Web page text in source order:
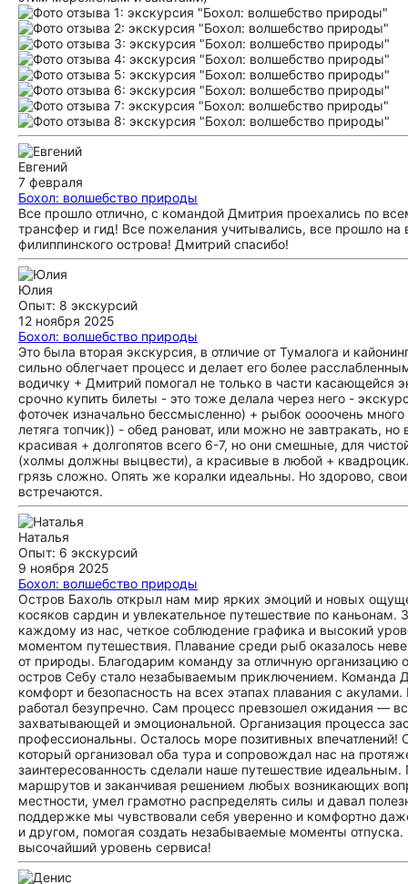
Евгений
7 февраля
Бохол: волшебство природы
Все прошло отлично, с командой Дмитрия проехались по
трансфер и гид! Все пожелания учитывались, все прошло
филиппинского острова! Дмитрий спасибо!
Юлия
Опыт: 8 экскурсий
12 ноября 2025
Бохол: волшебство природы
Это была вторая экскурсия, в отличие от Тумалога и
сильно облегчает процесс и делает его более
водичку + Дмитрий помогал не только в части касающейся
срочно купить билеты - это тоже делала через него -
фоточек изначально бессмысленно) + рыбок оооочень
летяга топчик)) - обед рановат, или можно не завтракать,
красивая + долгопятов всего 6-7, но они смешные, для
(холмы должны выцвести), а красивые в любой +
грязь сложно. Опять же коралки идеальны. Но здорово,
встречаются.
Наталья
Опыт: 6 экскурсий
9 ноября 2025
Бохол: волшебство природы
Остров Бахоль открыл нам мир ярких эмоций и новых
косяков сардин и увлекательное путешествие по
каждому из нас, четкое соблюдение графика и высокий
моментом путешествия. Плавание среди рыб оказалось
от природы. Благодарим команду за отличную
остров Себу стало незабываемым приключением. Команда
комфорт и безопасность на всех этапах плавания с
работал безупречно. Сам процесс превзошел ожидания —
захватывающей и эмоциональной. Организация процесса
профессиональны. Осталось море позитивных
который организовал оба тура и сопровождал нас на
заинтересованность сделали наше путешествие
маршрутов и заканчивая решением любых возникающих
местности, умел грамотно распределять силы и давал
поддержке мы чувствовали себя уверенно и комфортно
и другом, помогая создать незабываемые моменты
высочайший уровень сервиса!